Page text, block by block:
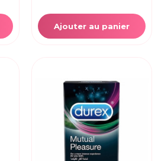
Ajouter au panier